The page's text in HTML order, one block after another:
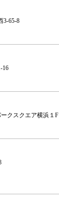
3-65-8
16
クスクエア横浜１F